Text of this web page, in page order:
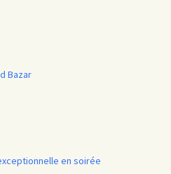
Bazar
en soirée